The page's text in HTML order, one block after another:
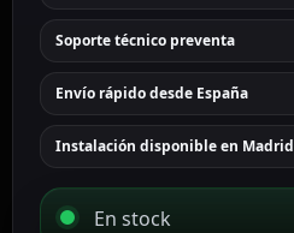
Soporte técnico preventa
Envío rápido desde España
Instalación disponible en Madrid
En stock